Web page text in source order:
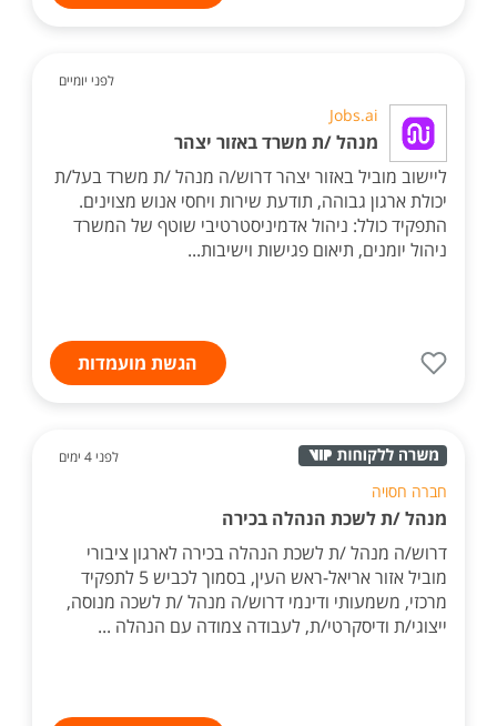
לפני יומיים
Jobs.ai
מנהל /ת משרד באזור יצהר
ליישוב מוביל באזור יצהר דרוש/ה מנהל /ת משרד בעל/ת
יכולת ארגון גבוהה, תודעת שירות ויחסי אנוש מצוינים.
התפקיד כולל: ניהול אדמיניסטרטיבי שוטף של המשרד
ניהול יומנים, תיאום פגישות וישיבות...
הגשת מועמדות
לפני 4 ימים
חברה חסויה
מנהל /ת לשכת הנהלה בכירה
דרוש/ה מנהל /ת לשכת הנהלה בכירה לארגון ציבורי
מוביל אזור אריאל-ראש העין, בסמוך לכביש 5 לתפקיד
מרכזי, משמעותי ודינמי דרוש/ה מנהל /ת לשכה מנוסה,
ייצוגי/ת ודיסקרטי/ת, לעבודה צמודה עם הנהלה ...